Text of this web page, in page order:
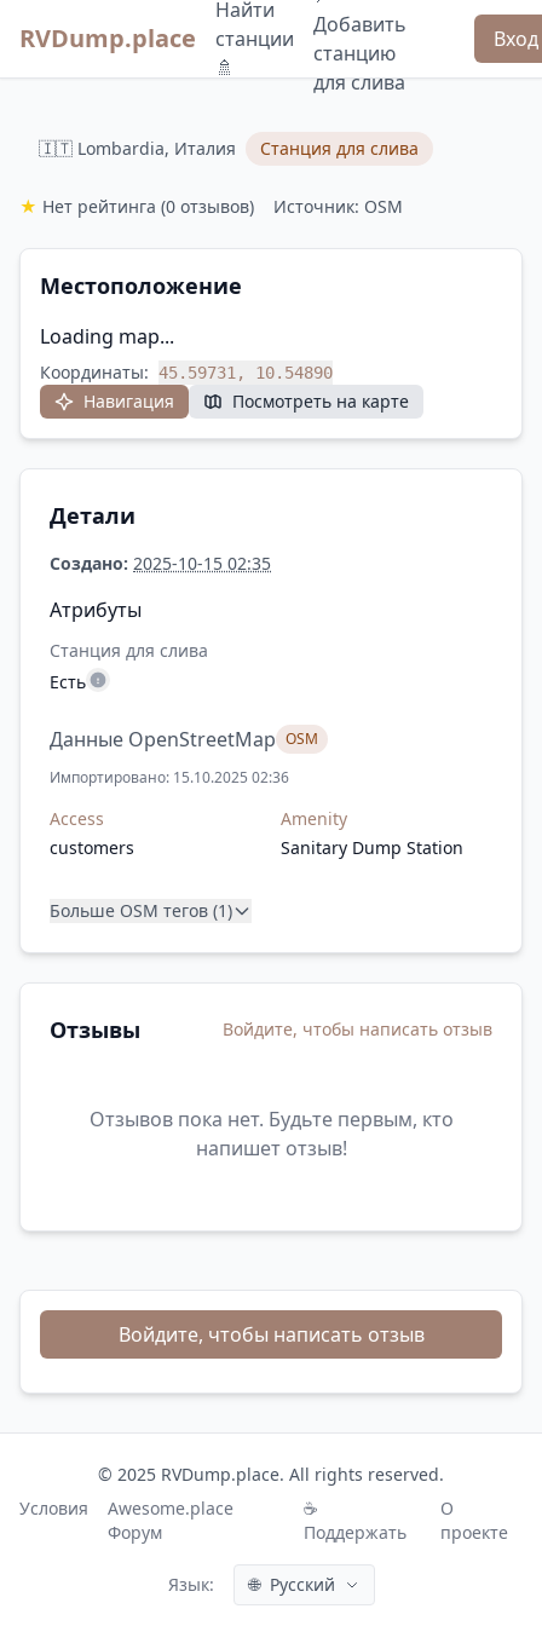
RVDump.place
Найти
станции
🚿
Добавить
станцию
для слива
Вход
🇮🇹 Lombardia, Италия Станция для слива
★ Нет рейтинга (0 отзывов) Источник: OSM
Местоположение
Loading map...
Координаты: 45.59731, 10.54890
Навигация Посмотреть на карте
Детали
Создано: 2025-10-15 02:35
Атрибуты
Станция для слива
Есть
Данные OpenStreetMap OSM
Импортировано: 15.10.2025 02:36
Access
customers
Amenity
Sanitary Dump Station
Больше OSM тегов (1)
Отзывы Войдите, чтобы написать отзыв
Отзывов пока нет. Будьте первым, кто
напишет отзыв!
Войдите, чтобы написать отзыв
© 2025 RVDump.place. All rights reserved.
Условия
Awesome.place
Форум
☕
Поддержать
О
проекте
Язык: 🌐 Русский